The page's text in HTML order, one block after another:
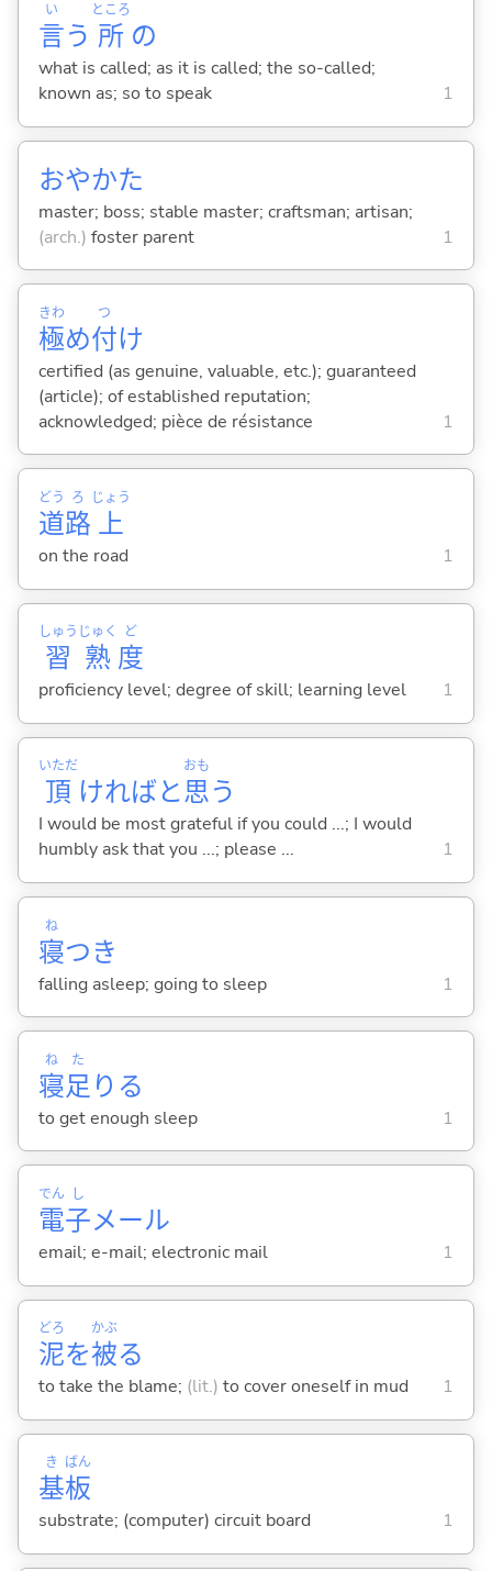
言
い
う 所
ところ
の
what is called; as it is called; the so-called;
known as; so to speak
1
おやかた
master; boss; stable master; craftsman; artisan;
(arch.) foster parent 1
極
きわ
め付
つ
け
certified (as genuine, valuable, etc.); guaranteed
(article); of established reputation;
acknowledged; pièce de résistance
1
道
どう
路
ろ
上
じょう
on the road 1
習
しゅう
熟
じゅく
度
ど
proficiency level; degree of skill; learning level 1
頂
いただ
ければと思
おも
う
I would be most grateful if you could ...; I would
humbly ask that you ...; please ...
1
寝
ね
つき
falling asleep; going to sleep 1
寝
ね
足
た
り る
to get enough sleep 1
電
でん
子
し
メール
email; e-mail; electronic mail 1
泥
どろ
を被
かぶ
る
to take the blame; (lit.) to cover oneself in mud 1
基
き
板
ばん
substrate; (computer) circuit board 1